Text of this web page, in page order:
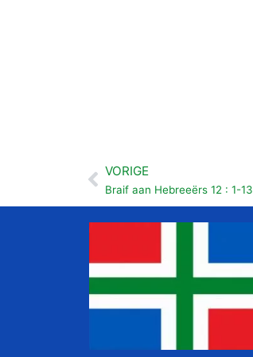
Vorige
VORIGE
Braif aan Hebreeërs 12 : 1-13